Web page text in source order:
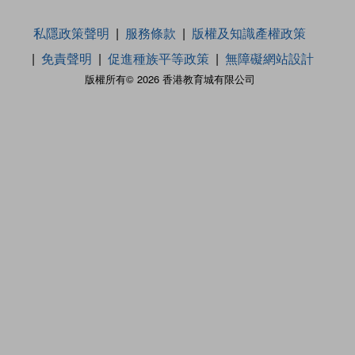
版權所有© 2026 香港教育城有限公司
私隱政策聲明 服務條款
版權及知識產權政策
免責聲明
促進種族平等政策 無障礙網站設計